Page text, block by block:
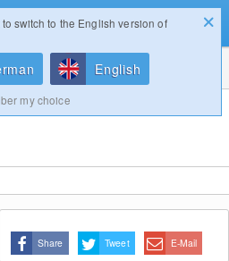
Magazin
Share Tweet E-Mail
Login
to switch to the English version of
English
my choice
Gewinnspiele